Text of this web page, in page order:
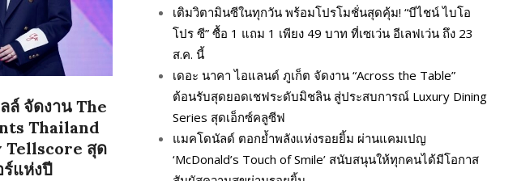
ล์ จัดงาน The
Thailand
สุด
ร์แห่งปี
เติมวิตามินซีในทุกวัน พร้อมโปรโมชั่นสุดคุ้ม! “บีไชน์ ไบโอ
โปร ซี” ซื้อ 1 แถม 1 เพียง 49 บาท ที่เซเว่น อีเลฟเว่น ถึง 23
ส.ค. นี้
เดอะ นาคา ไอแลนด์ ภูเก็ต จัดงาน “Across the Table”
ต้อนรับสุดยอดเชฟระดับมิชลิน สู่ประสบการณ์ Luxury Dining
Series สุดเอ็กซ์คลูซีฟ
แมคโดนัลด์ ตอกย้ำพลังแห่งรอยยิ้ม ผ่านแคมเปญ
‘McDonald’s Touch of Smile’ สนับสนุนให้ทุกคนได้มีโอกาส